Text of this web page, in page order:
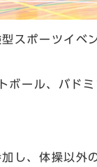
スポーツイベ
ール、バドミ
し、体操以外